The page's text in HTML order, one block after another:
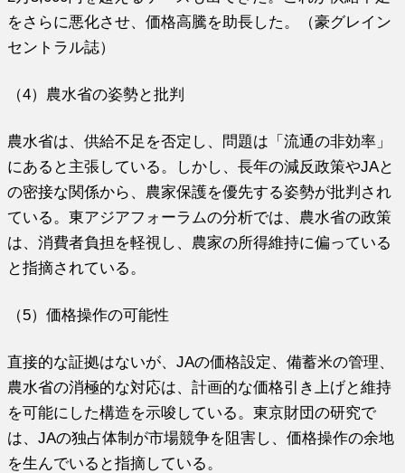
をさらに悪化させ、価格高騰を助長した。（豪グレイン
セントラル誌）
（4）農水省の姿勢と批判
農水省は、供給不足を否定し、問題は「流通の非効率」
にあると主張している。しかし、長年の減反政策やJAと
の密接な関係から、農家保護を優先する姿勢が批判され
ている。東アジアフォーラムの分析では、農水省の政策
は、消費者負担を軽視し、農家の所得維持に偏っている
と指摘されている。
（5）価格操作の可能性
直接的な証拠はないが、JAの価格設定、備蓄米の管理、
農水省の消極的な対応は、計画的な価格引き上げと維持
を可能にした構造を示唆している。東京財団の研究で
は、JAの独占体制が市場競争を阻害し、価格操作の余地
を生んでいると指摘している。